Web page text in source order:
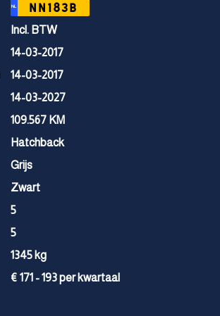
NL NN183B
Incl. BTW
14-03-2017
14-03-2017
14-03-2027
109.567 KM
Hatchback
Grijs
Zwart
5
5
1345 kg
€ 171 - 193 per kwartaal